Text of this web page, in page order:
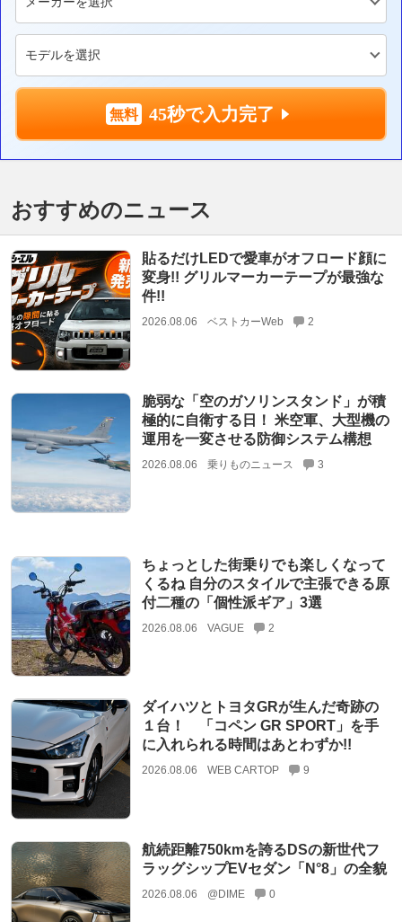
45秒で入力完了
おすすめのニュース
貼るだけLEDで愛車がオフロード顔に
変身!! グリルマーカーテープが最強な
件!!
2026.08.06 ベストカーWeb 2
脆弱な「空のガソリンスタンド」が積
極的に自衛する日！ 米空軍、大型機の
運用を一変させる防御システム構想
2026.08.06 乗りものニュース 3
ちょっとした街乗りでも楽しくなって
くるね 自分のスタイルで主張できる原
付二種の「個性派ギア」3選
2026.08.06 VAGUE 2
ダイハツとトヨタGRが生んだ奇跡の
１台！ 「コペン GR SPORT」を手
に入れられる時間はあとわずか!!
2026.08.06 WEB CARTOP 9
航続距離750kmを誇るDSの新世代フ
ラッグシップEVセダン「N°8」の全貌
2026.08.06 @DIME 0